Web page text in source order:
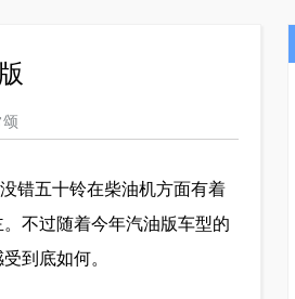
颂
错五十铃在柴油机方面有着
不过随着今年汽油版车型的
到底如何。